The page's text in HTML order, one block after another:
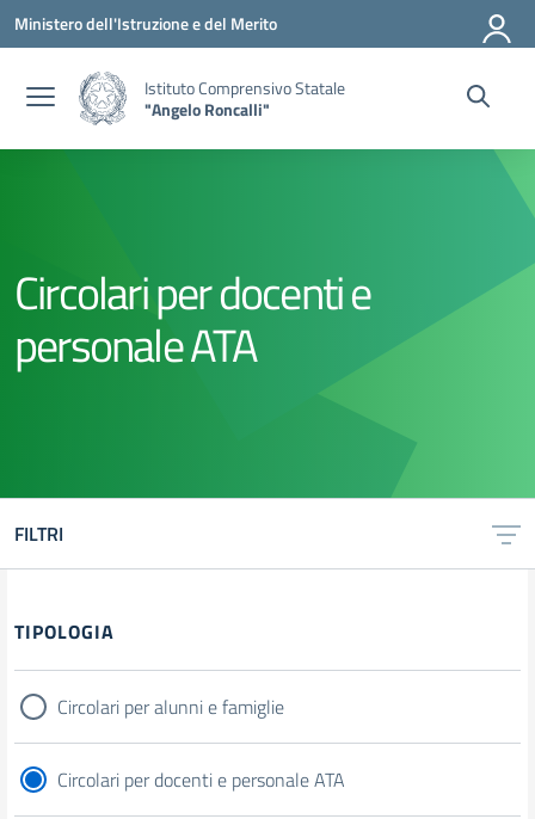
Vai ai contenuti
Vai al menu di navigazione
Vai al footer
Ministero dell'Istruzione e del Merito
Istituto Comprensivo Statale
"Angelo Roncalli"
Circolari per docenti e
personale ATA
FILTRI
TIPOLOGIA
Circolari per alunni e famiglie
Circolari per docenti e personale ATA